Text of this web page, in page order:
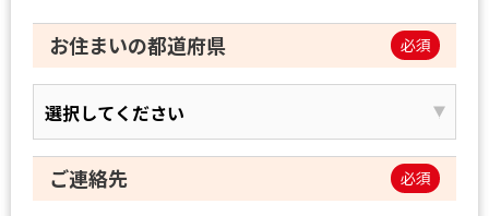
お住まいの都道府県 必須
ご連絡先 必須